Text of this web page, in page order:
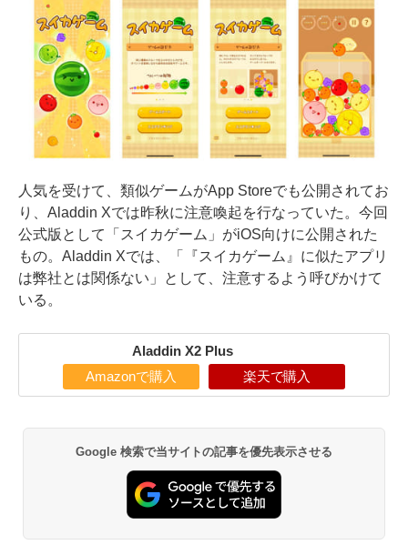
人気を受けて、類似ゲームがApp Storeでも公開されてお
り、Aladdin Xでは昨秋に注意喚起を行なっていた。今回
公式版として「スイカゲーム」がiOS向けに公開された
もの。Aladdin Xでは、「『スイカゲーム』に似たアプリ
は弊社とは関係ない」として、注意するよう呼びかけて
いる。
Aladdin X2 Plus
Amazonで購入 楽天で購入
Google 検索で当サイトの記事を優先表示させる